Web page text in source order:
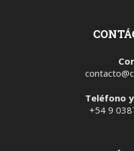
Teléfono
+54 9